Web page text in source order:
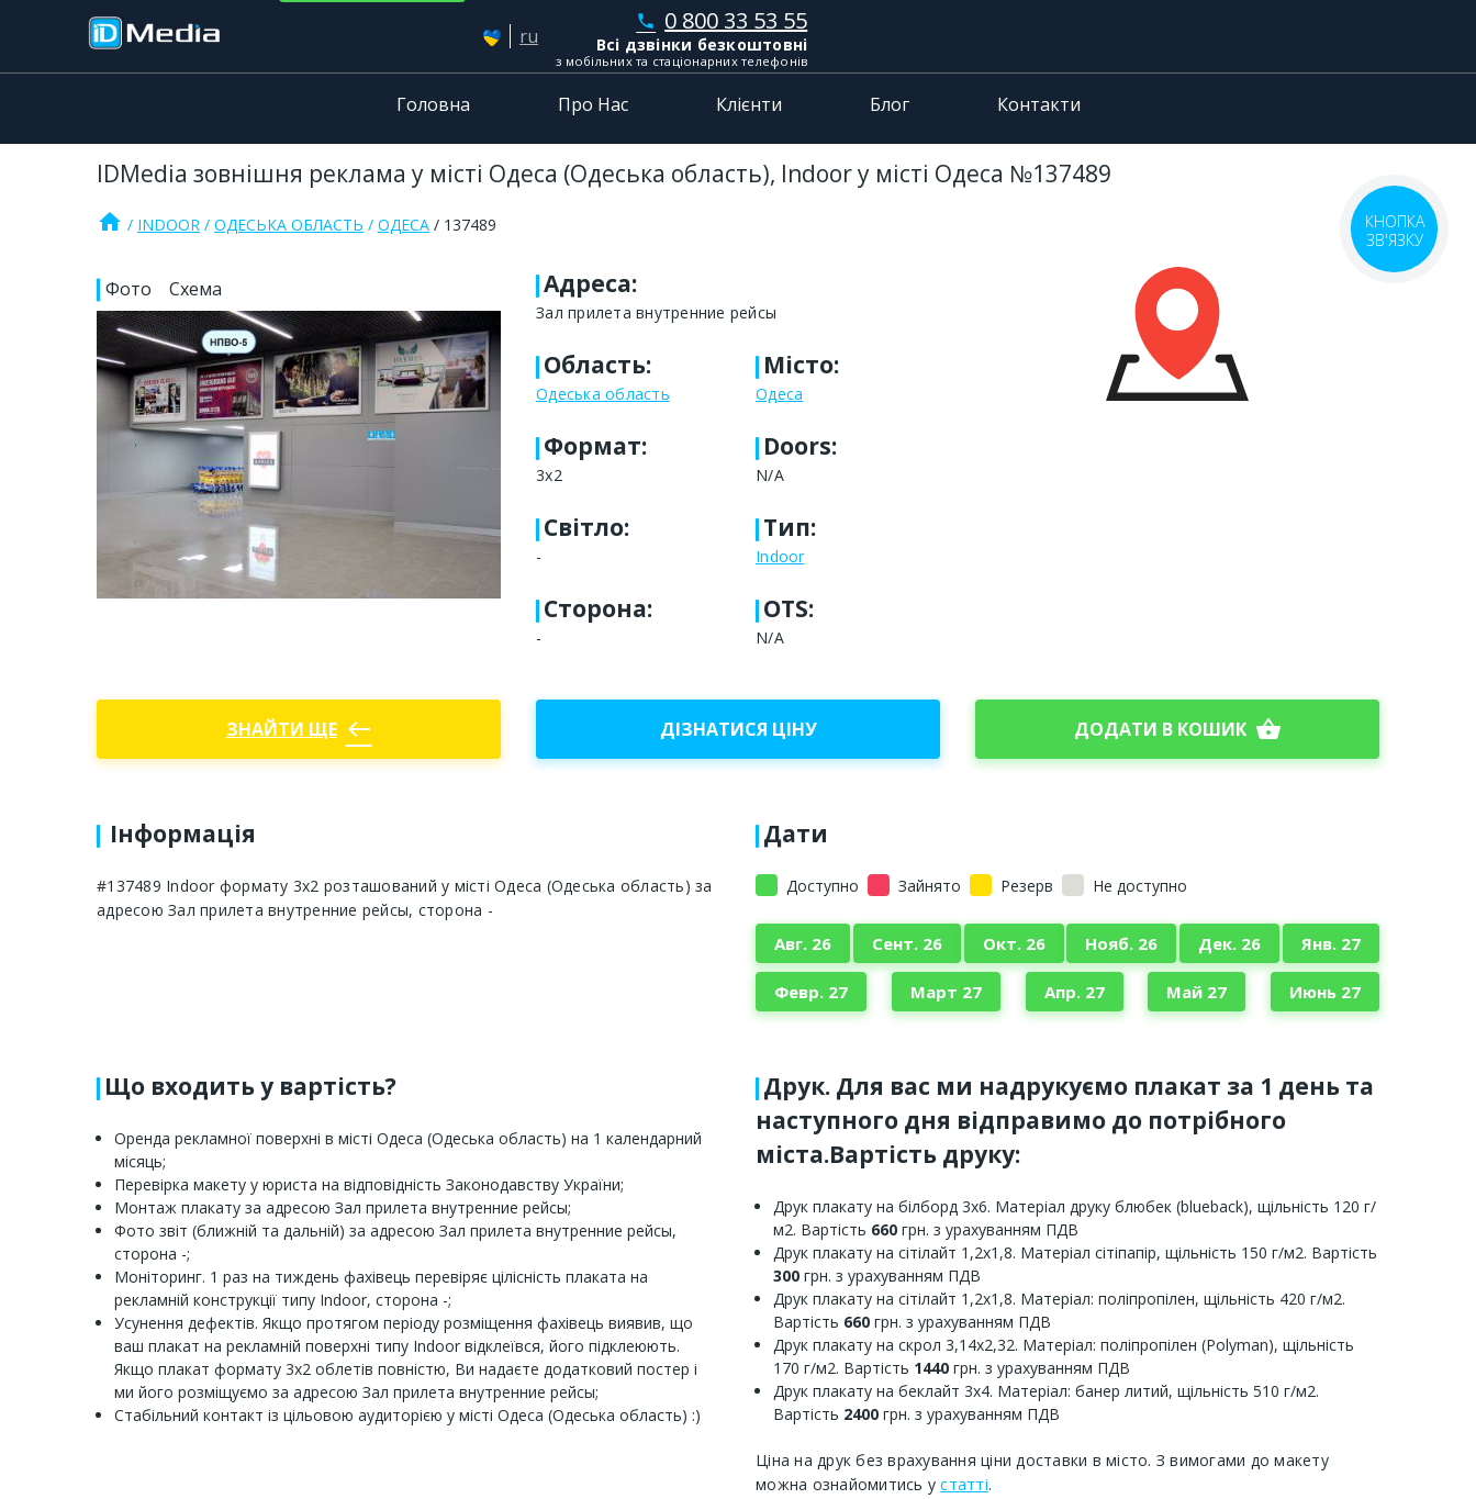
ru
phone 0 800 33 53 55
Всі дзвінки безкоштовні
з мобільних та стаціонарних телефонів
Головна Про Нас Клієнти Блог Контакти
IDMedia зовнішня реклама у місті Одеса (Одеська область), Indoor у місті Одеса №137489
home INDOOR ОДЕСЬКА ОБЛАСТЬ ОДЕСА 137489
Фото Схема Адреса:
Зал прилета внутренние рейсы
Область:
Одеська область
Місто:
Одеса
Формат:
3х2
Doors:
N/A
Світло:
-
Тип:
Indoor
Сторона:
-
OTS:
N/A
ЗНАЙТИ ЩЕ west ДІЗНАТИСЯ ЦІНУ ДОДАТИ В КОШИК shopping_basket
Інформація
#137489 Indoor формату 3х2 розташований у місті Одеса (Одеська область) за
адресою Зал прилета внутренние рейсы, сторона -
Дати
Доступно Зайнято Резерв Не доступно
Авг. 26 Сент. 26 Окт. 26 Нояб. 26 Дек. 26 Янв. 27
Февр. 27 Март 27 Апр. 27 Май 27 Июнь 27
Що входить у вартість?
Оренда рекламної поверхні в місті Одеса (Одеська область) на 1 календарний
місяць;
Перевірка макету у юриста на відповідність Законодавству України;
Монтаж плакату за адресою Зал прилета внутренние рейсы;
Фото звіт (ближній та дальній) за адресою Зал прилета внутренние рейсы,
сторона -;
Моніторинг. 1 раз на тиждень фахівець перевіряє цілісність плаката на
рекламній конструкції типу Indoor, сторона -;
Усунення дефектів. Якщо протягом періоду розміщення фахівець виявив, що
ваш плакат на рекламній поверхні типу Indoor відклеївся, його підклеюють.
Якщо плакат формату 3х2 облетів повністю, Ви надаєте додатковий постер і
ми його розміщуємо за адресою Зал прилета внутренние рейсы;
Стабільний контакт із цільовою аудиторією у місті Одеса (Одеська область) :)
Друк. Для вас ми надрукуємо плакат за 1 день та
наступного дня відправимо до потрібного
міста.Вартість друку:
Друк плакату на білборд 3х6. Матеріал друку блюбек (blueback), щільність 120 г/
м2. Вартість 660 грн. з урахуванням ПДВ
Друк плакату на сітілайт 1,2х1,8. Матеріал сітіпапір, щільність 150 г/м2. Вартість
300 грн. з урахуванням ПДВ
Друк плакату на сітілайт 1,2х1,8. Матеріал: поліпропілен, щільність 420 г/м2.
Вартість 660 грн. з урахуванням ПДВ
Друк плакату на скрол 3,14х2,32. Матеріал: поліпропілен (Polyman), щільність
170 г/м2. Вартість 1440 грн. з урахуванням ПДВ
Друк плакату на беклайт 3х4. Матеріал: банер литий, щільність 510 г/м2.
Вартість 2400 грн. з урахуванням ПДВ
Ціна на друк без врахування ціни доставки в місто. З вимогами до макету
можна ознайомитись устатті.
КНОПКА
ЗВ'ЯЗКУ